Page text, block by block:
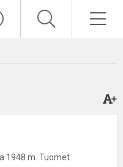
1948 m. Tuomet